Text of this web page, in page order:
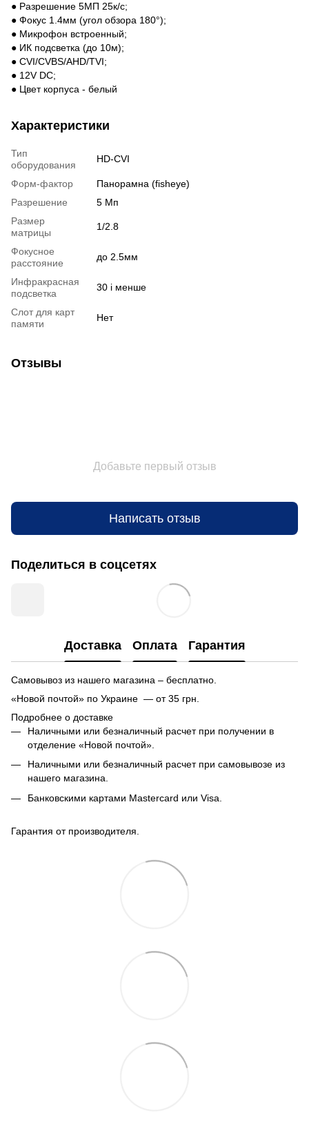
● Разрешение 5МП 25к/с;
● Фокус 1.4мм (угол обзора 180°);
● Микрофон встроенный;
● ИК подсветка (до 10м);
● CVI/CVBS/AHD/TVI;
● 12V DC;
● Цвет корпуса - белый
Характеристики
Тип
оборудования
HD-CVI
Форм-фактор
Панорамна (fisheye)
Разрешение
5 Мп
Размер
матрицы
1/2.8
Фокусное
расстояние
до 2.5мм
Инфракрасная
подсветка
30 і менше
Слот для карт
памяти
Нет
Отзывы
Добавьте первый отзыв
Написать отзыв
Поделиться в соцсетях
Доставка Оплата Гарантия
Самовывоз из нашего магазина – бесплатно.
«Новой почтой» по Украине — от 35 грн.
Подробнее о доставке
Наличными или безналичный расчет при получении в
отделение «Новой почтой».
Наличными или безналичный расчет при самовывозе из
нашего магазина.
Банковскими картами Mastercard или Visa.
Гарантия от производителя.